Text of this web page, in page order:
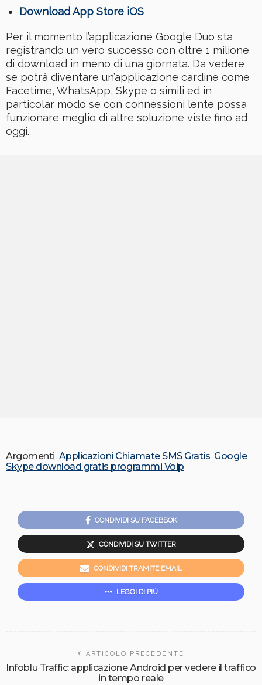
Download App Store iOS
Per il momento l’applicazione Google Duo sta
registrando un vero successo con oltre 1 milione
di download in meno di una giornata. Da vedere
se potrà diventare un’applicazione cardine come
Facetime, WhatsApp, Skype o simili ed in
particolar modo se con connessioni lente possa
funzionare meglio di altre soluzione viste fino ad
oggi.
Argomenti Applicazioni Chiamate SMS Gratis Google
Skype download gratis programmi Voip
CONDIVIDI SU FACEBBOK
CONDIVIDI SU TWITTER
CONDIVIDI TRAMITE EMAIL
LEGGI DI PIÙ
ARTICOLO PRECEDENTE
Infoblu Traffic: applicazione Android per vedere il traffico
in tempo reale